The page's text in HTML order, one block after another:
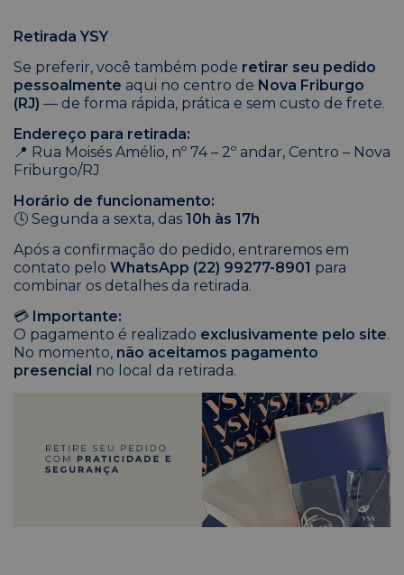
Retirada YSY
Se preferir, você também pode retirar seu pedido
pessoalmente aqui no centro de Nova Friburgo
(RJ) — de forma rápida, prática e sem custo de frete.
Endereço para retirada:
📍 Rua Moisés Amélio, nº 74 – 2º andar, Centro – Nova
Friburgo/RJ
Horário de funcionamento:
🕓 Segunda a sexta, das 10h às 17h
Após a confirmação do pedido, entraremos em
contato pelo WhatsApp (22) 99277-8901 para
combinar os detalhes da retirada.
💳 Importante:
O pagamento é realizado exclusivamente pelo site.
No momento, não aceitamos pagamento
presencial no local da retirada.